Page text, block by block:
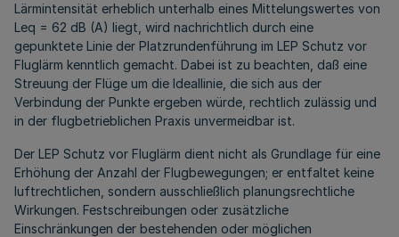
Lärmintensität erheblich unterhalb eines Mittelungswertes von
Leq = 62 dB (A) liegt, wird nachrichtlich durch eine
gepunktete Linie der Platzrundenführung im LEP Schutz vor
Fluglärm kenntlich gemacht. Dabei ist zu beachten, daß eine
Streuung der Flüge um die Ideallinie, die sich aus der
Verbindung der Punkte ergeben würde, rechtlich zulässig und
in der flugbetrieblichen Praxis unvermeidbar ist.
Der LEP Schutz vor Fluglärm dient nicht als Grundlage für eine
Erhöhung der Anzahl der Flugbewegungen; er entfaltet keine
luftrechtlichen, sondern ausschließlich planungsrechtliche
Wirkungen. Festschreibungen oder zusätzliche
Einschränkungen der bestehenden oder möglichen